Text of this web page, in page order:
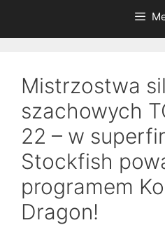
Mistrzostwa
szachowych
22 – w
Stockfish
programem
Dragon!